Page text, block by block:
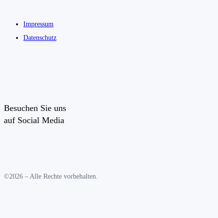
Impressum
Datenschutz
Besuchen Sie uns
auf Social Media
©2026 – Alle Rechte vorbehalten.